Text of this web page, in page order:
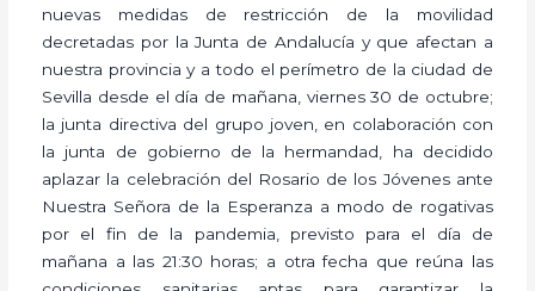
nuevas medidas de restricción de la movilidad
decretadas por la Junta de Andalucía y que afectan a
nuestra provincia y a todo el perímetro de la ciudad de
Sevilla desde el día de mañana, viernes 30 de octubre;
la junta directiva del grupo joven, en colaboración con
la junta de gobierno de la hermandad, ha decidido
aplazar la celebración del Rosario de los Jóvenes ante
Nuestra Señora de la Esperanza a modo de rogativas
por el fin de la pandemia, previsto para el día de
mañana a las 21:30 horas; a otra fecha que reúna las